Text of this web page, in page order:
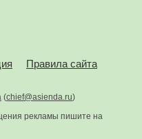
Правила сайта
(chief@asienda.ru)
рекламы пишите на